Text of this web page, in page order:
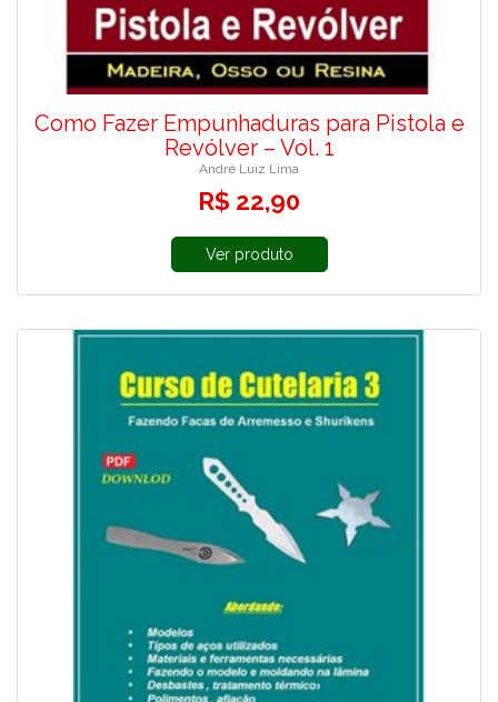
Como Fazer Empunhaduras para Pistola e
Revólver – Vol. 1
André Luiz Lima
R$ 22,90
Ver produto